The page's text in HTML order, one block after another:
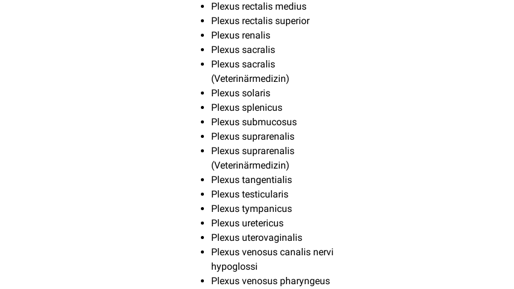
Plexus rectalis medius
Plexus rectalis superior
Plexus renalis
Plexus sacralis
Plexus sacralis
(Veterinärmedizin)
Plexus solaris
Plexus splenicus
Plexus submucosus
Plexus suprarenalis
Plexus suprarenalis
(Veterinärmedizin)
Plexus tangentialis
Plexus testicularis
Plexus tympanicus
Plexus uretericus
Plexus uterovaginalis
Plexus venosus canalis nervi
hypoglossi
Plexus venosus pharyngeus